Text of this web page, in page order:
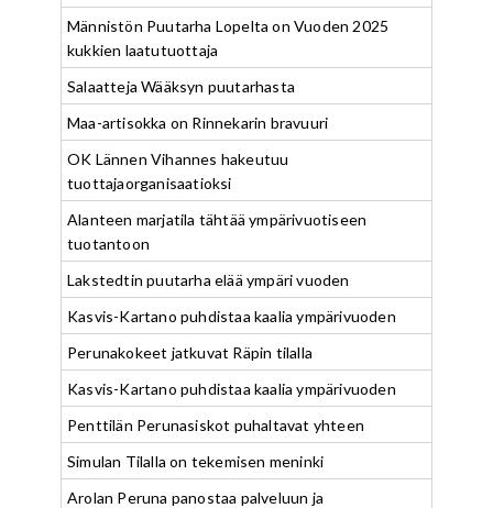
Männistön Puutarha Lopelta on Vuoden 2025
kukkien laatutuottaja
Salaatteja Wääksyn puutarhasta
Maa-artisokka on Rinnekarin bravuuri
OK Lännen Vihannes hakeutuu
tuottajaorganisaatioksi
Alanteen marjatila tähtää ympärivuotiseen
tuotantoon
Lakstedtin puutarha elää ympäri vuoden
Kasvis-Kartano puhdistaa kaalia ympärivuoden
Perunakokeet jatkuvat Räpin tilalla
Kasvis-Kartano puhdistaa kaalia ympärivuoden
Penttilän Perunasiskot puhaltavat yhteen
Simulan Tilalla on tekemisen meninki
Arolan Peruna panostaa palveluun ja